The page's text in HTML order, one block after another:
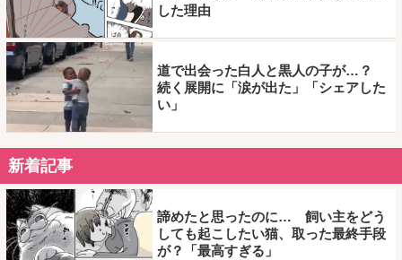
した理由
道で出会った白人と黒人の子が…？
続く展開に「涙が出た」「シェアした
い」
新着記事
諦めたと思ったのに… 飼い主をどう
しても起こしたい猫、取った最終手段
が？「最高すぎる」